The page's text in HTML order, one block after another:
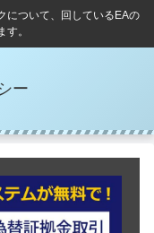
について、回しているEAの
。
ー